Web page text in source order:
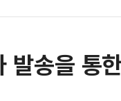
발송을 통